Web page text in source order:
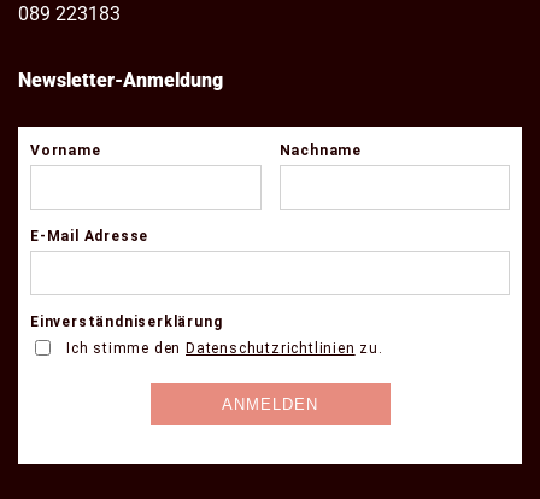
089 223183
Newsletter-Anmeldung